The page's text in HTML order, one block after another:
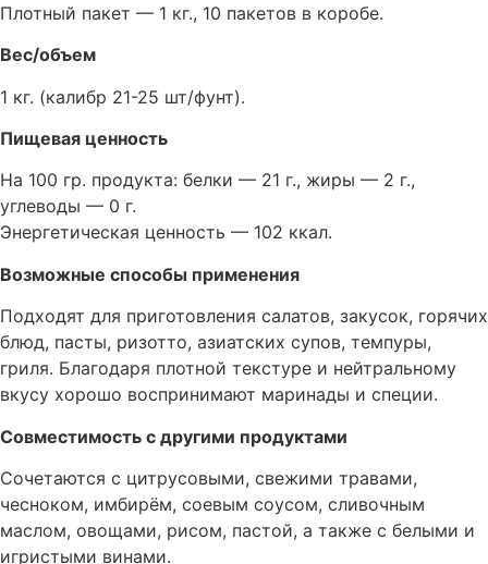
Плотный пакет — 1 кг., 10 пакетов в коробе.
Вес/объем
1 кг. (калибр 21-25 шт/фунт).
Пищевая ценность
На 100 гр. продукта: белки — 21 г., жиры — 2 г.,
углеводы — 0 г.
Энергетическая ценность — 102 ккал.
Возможные способы применения
Подходят для приготовления салатов, закусок, горячих
блюд, пасты, ризотто, азиатских супов, темпуры,
гриля. Благодаря плотной текстуре и нейтральному
вкусу хорошо воспринимают маринады и специи.
Совместимость с другими продуктами
Сочетаются с цитрусовыми, свежими травами,
чесноком, имбирём, соевым соусом, сливочным
маслом, овощами, рисом, пастой, а также с белыми и
игристыми винами.